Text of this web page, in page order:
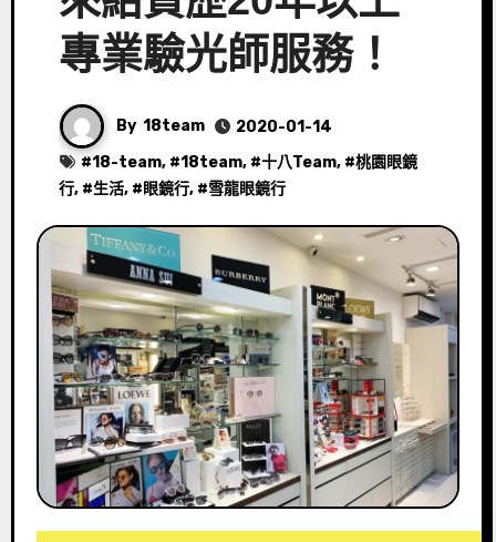
專業驗光師服務！
By 18team
2020-01-14
#18-team, #18team, #十八Team, #桃園眼鏡
行, #生活, #眼鏡行, #雪龍眼鏡行